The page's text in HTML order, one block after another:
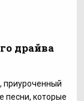
драйва
приуроченный
песни, которые